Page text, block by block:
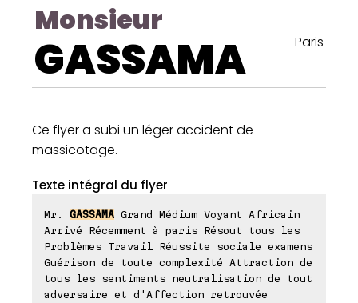
Monsieur
GASSAMA Paris
Ce flyer a subi un léger accident de
massicotage.
Texte intégral du flyer
Mr. GASSAMA Grand Médium Voyant Africain
Arrivé Récemment à paris Résout tous les
Problèmes Travail Réussite sociale examens
Guérison de toute complexité Attraction de
tous les sentiments neutralisation de tout
adversaire et d'Affection retrouvée